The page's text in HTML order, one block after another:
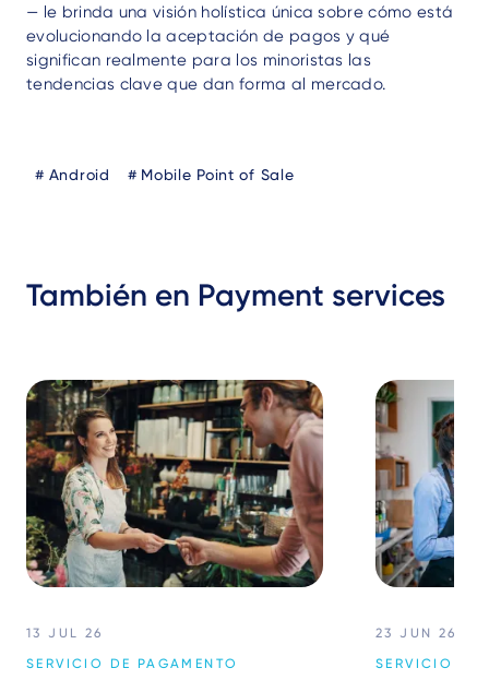
— le brinda una visión holística única sobre cómo está
evolucionando la aceptación de pagos y qué
significan realmente para los minoristas las
tendencias clave que dan forma al mercado.
BlogAndroid Mobile Point of Sale
También en Payment services
13 JUL 26
SERVICIO DE PAGAMENTO
23 JUN 26
SERVICIO DE